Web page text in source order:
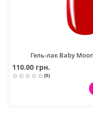
Гель-лак Baby
110.00 грн.
(0)